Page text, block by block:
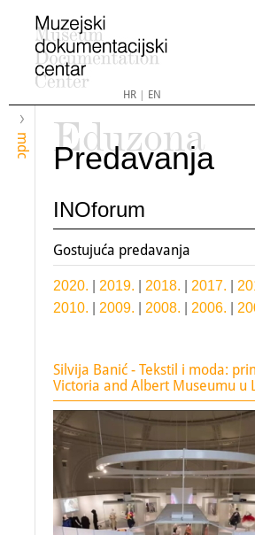
HR| EN
mdc
Eduzona
Predavanja
INOforum
Gostujuća predavanja
2020. 2019. 2018. 2017.
2010.
2009. 2008. 2006.
Silvija Banić - Tekstil i moda:
Victoria and Albert Museumu u